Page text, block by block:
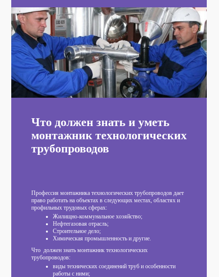
Что должен знать и уметь
монтажник технологических
трубопроводов
Профессия монтажника технологических трубопроводов дает
право работать на объектах в следующих местах, областях и
профильных трудовых сферах:
Жилищно-коммунальное хозяйство;
Нефтегазовая отрасль;
Строительное дело;
Химическая промышленность и другие.
Что должен знать монтажник технологических
трубопроводов:
виды технических соединений труб и особенности
работы с ними;